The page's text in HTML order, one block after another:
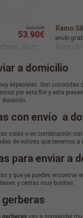
64.90€
53.90€
Ramo
envío
a domicilio
especiales. Son
por esta flor y esta
con envío a
solas o en combinación
de colores que tenemos a
para enviar a
y que ya puedes
y cestas muy bonitas.
gerberas vas a sorprender